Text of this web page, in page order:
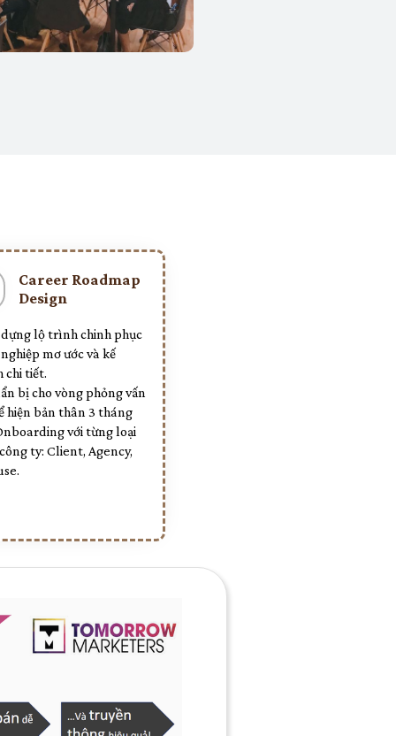
Career Roadmap
Design
dựng lộ trình chinh phục
mơ ước và kế
chi tiết.
bị cho vòng phỏng vấn
hiện bản thân 3 tháng
với từng loại
ty: Client, Agency,